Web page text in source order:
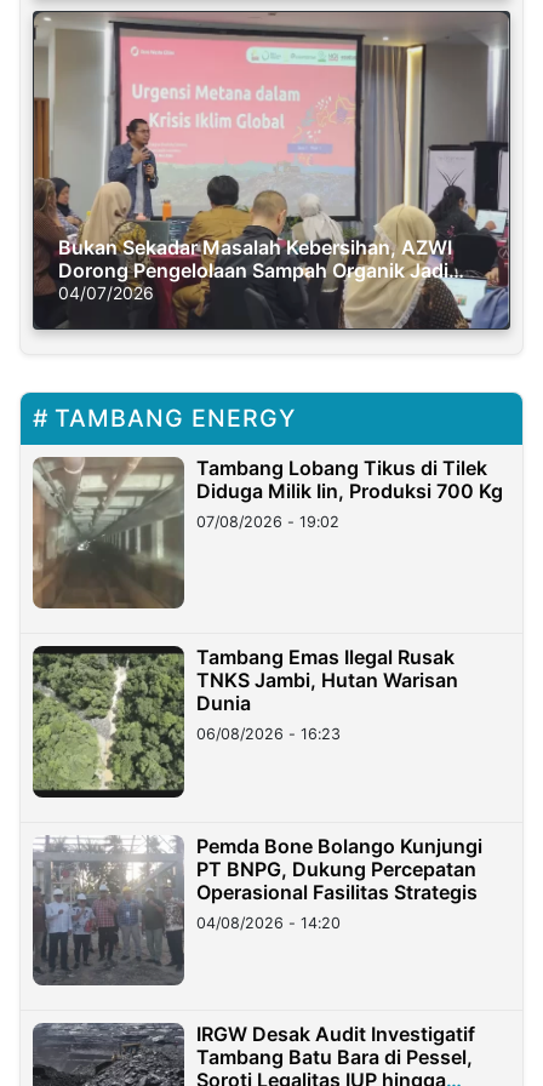
Bukan Sekadar Masalah Kebersihan, AZWI
Dorong Pengelolaan Sampah Organik Jadi
Solusi Krisis Iklim
04/07/2026
TAMBANG ENERGY
Tambang Lobang Tikus di Tilek
Diduga Milik Iin, Produksi 700 Kg
07/08/2026 - 19:02
Tambang Emas Ilegal Rusak
TNKS Jambi, Hutan Warisan
Dunia
06/08/2026 - 16:23
Pemda Bone Bolango Kunjungi
PT BNPG, Dukung Percepatan
Operasional Fasilitas Strategis
04/08/2026 - 14:20
IRGW Desak Audit Investigatif
Tambang Batu Bara di Pessel,
Soroti Legalitas IUP hingga